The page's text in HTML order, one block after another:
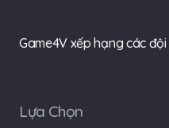
Game4V xếp hạng các
Lựa Chọn